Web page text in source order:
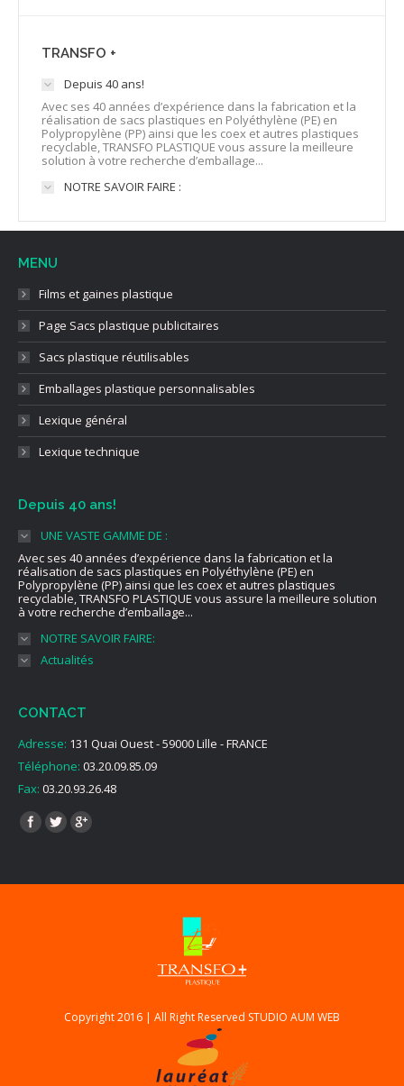
TRANSFO +
Depuis 40 ans!
Avec ses 40 années d’expérience dans la fabrication et la
réalisation de sacs plastiques en Polyéthylène (PE) en
Polypropylène (PP) ainsi que les coex et autres plastiques
recyclable, TRANSFO PLASTIQUE vous assure la meilleure
solution à votre recherche d’emballage...
NOTRE SAVOIR FAIRE :
MENU
Films et gaines plastique
Page Sacs plastique publicitaires
Sacs plastique réutilisables
Emballages plastique personnalisables
Lexique général
Lexique technique
Depuis 40 ans!
UNE VASTE GAMME DE :
Avec ses 40 années d’expérience dans la fabrication et la
réalisation de sacs plastiques en Polyéthylène (PE) en
Polypropylène (PP) ainsi que les coex et autres plastiques
recyclable, TRANSFO PLASTIQUE vous assure la meilleure solution
à votre recherche d’emballage...
NOTRE SAVOIR FAIRE:
Actualités
CONTACT
Adresse: 131 Quai Ouest - 59000 Lille - FRANCE
Téléphone: 03.20.09.85.09
Fax: 03.20.93.26.48
Find us on:
Copyright 2016 | All Right Reserved STUDIO AUM WEB